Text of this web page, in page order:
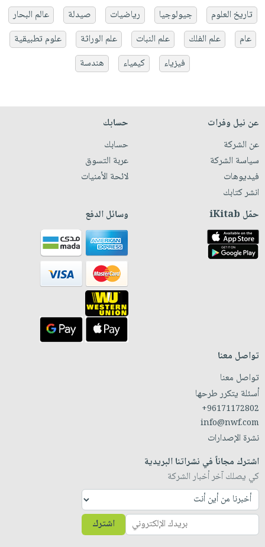
تاريخ العلوم
جيولوجيا رياضيات صيدلة
عالم البحار
عام
علم الفلك علم النبات علم الوراثة
علوم تطبيقية
فيزياء
كيمياء هندسة
عن نيل وفرات
عن الشركة
سياسة الشركة
فيديوهات
انشر كتابك
حسابك
حسابك
عربة التسوق
لائحة الأمنيات
حمّل iKitab وسائل الدفع
تواصل معنا
تواصل معنا
أسئلة يتكرر طرحها
+96171172802
info@nwf.com
نشرة الإصدارات
اشترك مجاناً في نشراتنا البريدية
كي يصلك آخر أخبار الشركة
اشترك